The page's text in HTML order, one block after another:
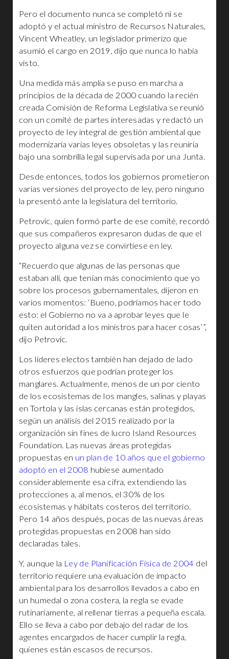
Pero el documento nunca se completó ni se
adoptó y el actual ministro de Recursos Naturales,
Vincent Wheatley, un legislador primerizo que
asumió el cargo en 2019, dijo que nunca lo había
visto.
Una medida más amplia se puso en marcha a
principios de la década de 2000 cuando la recién
creada Comisión de Reforma Legislativa se reunió
con un comité de partes interesadas y redactó un
proyecto de ley integral de gestión ambiental que
modernizaría varias leyes obsoletas y las reuniría
bajo una sombrilla legal supervisada por una Junta.
Desde entonces, todos los gobiernos prometieron
varias versiones del proyecto de ley, pero ninguno
la presentó ante la legislatura del territorio.
Petrovic, quien formó parte de ese comité, recordó
que sus compañeros expresaron dudas de que el
proyecto alguna vez se convirtiese en ley.
“Recuerdo que algunas de las personas que
estaban allí, que tenían más conocimiento que yo
sobre los procesos gubernamentales, dijeron en
varios momentos: ‘Bueno, podríamos hacer todo
esto: el Gobierno no va a aprobar leyes que le
quiten autoridad a los ministros para hacer cosas’”,
dijo Petrovic.
Los líderes electos también han dejado de lado
otros esfuerzos que podrían proteger los
manglares. Actualmente, menos de un por ciento
de los ecosistemas de los mangles, salinas y playas
en Tortola y las islas cercanas están protegidos,
según un análisis del 2015 realizado por la
organización sin fines de lucro Island Resources
Foundation. Las nuevas áreas protegidas
propuestas en un plan de 10 años que el gobierno
adoptó en el 2008 hubiese aumentado
considerablemente esa cifra, extendiendo las
protecciones a, al menos, el 30% de los
ecosistemas y hábitats costeros del territorio.
Pero 14 años después, pocas de las nuevas áreas
protegidas propuestas en 2008 han sido
declaradas tales.
Y, aunque la Ley de Planificación Física de 2004 del
territorio requiere una evaluación de impacto
ambiental para los desarrollos llevados a cabo en
un humedal o zona costera, la regla se evade
rutinariamente, al rellenar tierras a pequeña escala.
Ello se lleva a cabo por debajo del radar de los
agentes encargados de hacer cumplir la regla,
quienes están escasos de recursos.